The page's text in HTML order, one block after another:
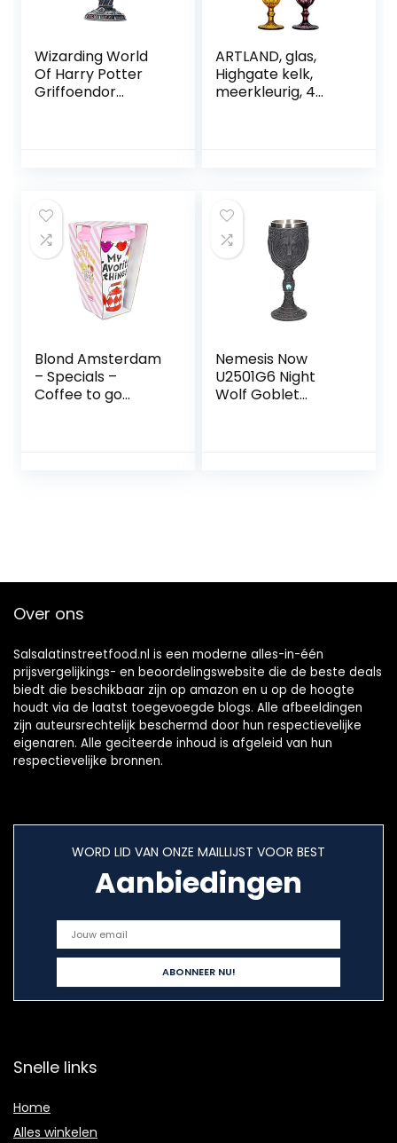
Wizarding World
Of Harry Potter
Griffoendor
ARTLAND, glas,
Highgate kelk,
meerkleurig, 4
Blond Amsterdam
– Specials –
Coffee to go
Nemesis Now
U2501G6 Night
Wolf Goblet
Over ons
Salsalatinstreetfood.nl is een moderne alles-in-één
prijsvergelijkings- en beoordelingswebsite die de beste deals
biedt die beschikbaar zijn op amazon en u op de hoogte
houdt via de laatst toegevoegde blogs. Alle afbeeldingen
zijn auteursrechtelijk beschermd door hun respectievelijke
eigenaren. Alle geciteerde inhoud is afgeleid van hun
respectievelijke bronnen.
WORD LID VAN ONZE MAILLIJST VOOR BEST
Aanbiedingen
Snelle links
Home
Alles winkelen